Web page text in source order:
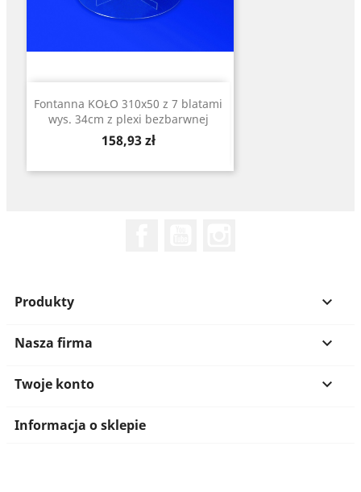
Fontanna KOŁO 310x50 z 7 blatami
wys. 34cm z plexi bezbarwnej
Cena
158,93 zł
Produkty 
Nasza firma 
Twoje konto 
Informacja o sklepie